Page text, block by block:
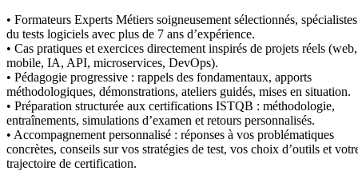
• Formateurs Experts Métiers soigneusement sélectionnés, spécialistes
du tests logiciels avec plus de 7 ans d’expérience.
• Cas pratiques et exercices directement inspirés de projets réels (web,
mobile, IA, API, microservices, DevOps).
• Pédagogie progressive : rappels des fondamentaux, apports
méthodologiques, démonstrations, ateliers guidés, mises en situation.
• Préparation structurée aux certifications ISTQB : méthodologie,
entraînements, simulations d’examen et retours personnalisés.
• Accompagnement personnalisé : réponses à vos problématiques
concrètes, conseils sur vos stratégies de test, vos choix d’outils et
trajectoire de certification.